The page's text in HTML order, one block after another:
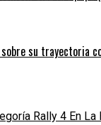
sobre su trayectoria
Rally 4 En La